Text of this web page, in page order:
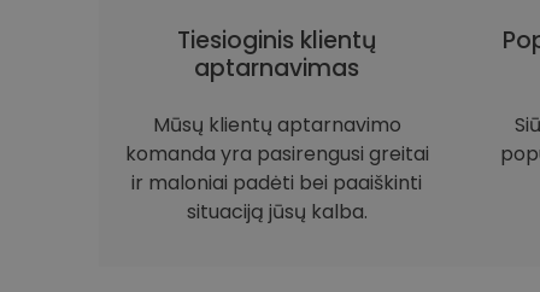
Tiesioginis klientų
aptarnavimas
Mūsų klientų aptarnavimo
komanda yra pasirengusi greitai
ir maloniai padėti bei paaiškinti
situaciją jūsų kalba.